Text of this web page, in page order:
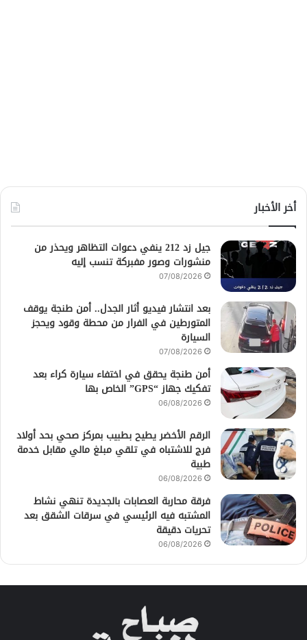
أخر الأخبار
جيل زد 212 ينفي دعوات التظاهر ويحذر من
منشورات وصور مفبركة تنسب إليه
07/08/2026
بعد انتشار فيديو أثار الجدل.. أمن طنجة يوقف
المتورطين في الفرار من محطة وقود ويحجز
السيارة
07/08/2026
أمن طنجة يحقق في اختفاء سيارة كراء بعد
تفكيك جهاز “GPS” الخاص بها
06/08/2026
الرقم الأخضر يطيح بطبيب بمركز صحي بحد أولاد
فرج للاشتباه في تلقي مبلغ مالي مقابل خدمة
طبية
06/08/2026
فرقة محاربة العصابات بالجديدة تنهي نشاط
المشتبه فيه الرئيسي في سرقات الشقق بعد
تحريات دقيقة
06/08/2026